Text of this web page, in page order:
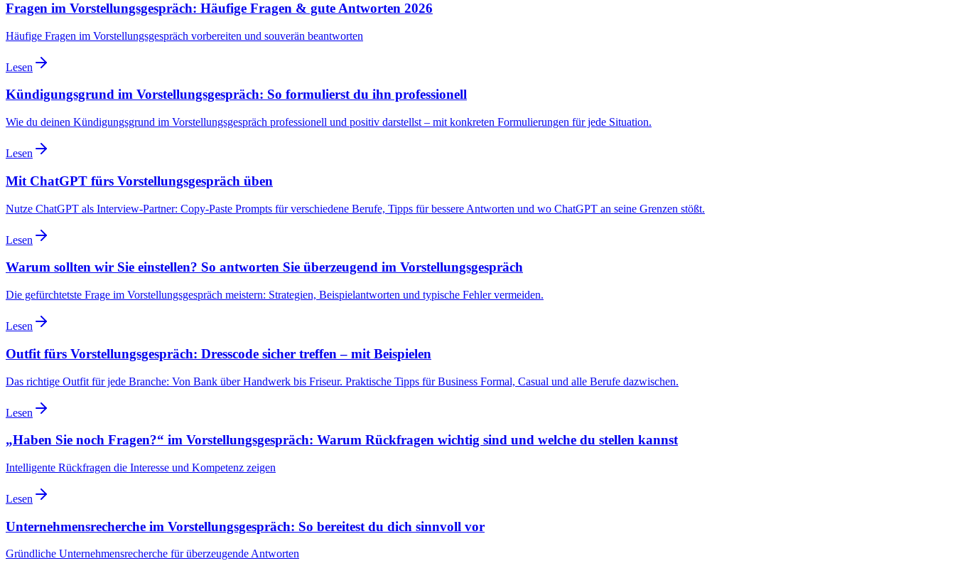
Fragen im Vorstellungsgespräch: Häufige Fragen & gute Antworten 2026
Häufige Fragen im Vorstellungsgespräch vorbereiten und souverän beantworten
Lesen
Kündigungsgrund im Vorstellungsgespräch: So formulierst du ihn professionell
Wie du deinen Kündigungsgrund im Vorstellungsgespräch professionell und positiv darstellst – mit konkreten Formulierungen für jede Situation.
Lesen
Mit ChatGPT fürs Vorstellungsgespräch üben
Nutze ChatGPT als Interview-Partner: Copy-Paste Prompts für verschiedene Berufe, Tipps für bessere Antworten und wo ChatGPT an seine Grenzen stößt.
Lesen
Warum sollten wir Sie einstellen? So antworten Sie überzeugend im Vorstellungsgespräch
Die gefürchtetste Frage im Vorstellungsgespräch meistern: Strategien, Beispielantworten und typische Fehler vermeiden.
Lesen
Outfit fürs Vorstellungsgespräch: Dresscode sicher treffen – mit Beispielen
Das richtige Outfit für jede Branche: Von Bank über Handwerk bis Friseur. Praktische Tipps für Business Formal, Casual und alle Berufe dazwischen.
Lesen
„Haben Sie noch Fragen?“ im Vorstellungsgespräch: Warum Rückfragen wichtig sind und welche du stellen kannst
Intelligente Rückfragen die Interesse und Kompetenz zeigen
Lesen
Unternehmensrecherche im Vorstellungsgespräch: So bereitest du dich sinnvoll vor
Gründliche Unternehmensrecherche für überzeugende Antworten